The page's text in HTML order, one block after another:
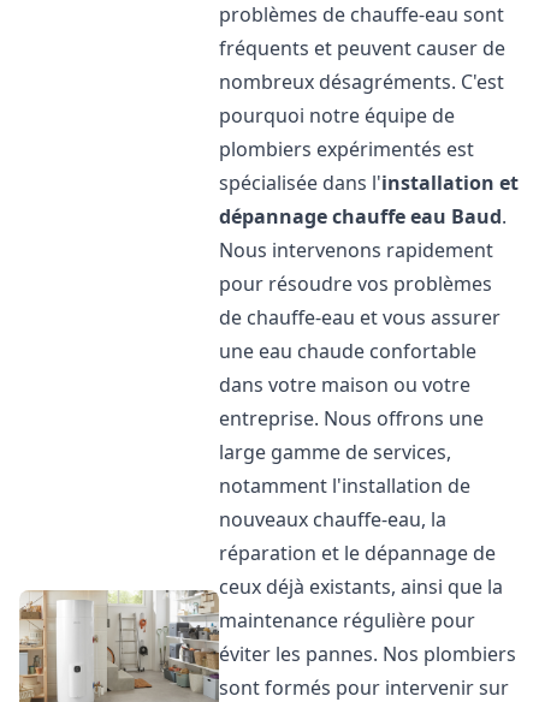
problèmes de chauffe-eau sont
fréquents et peuvent causer de
nombreux désagréments. C'est
pourquoi notre équipe de
plombiers expérimentés est
spécialisée dans l'installation et
dépannage chauffe eau Baud.
Nous intervenons rapidement
pour résoudre vos problèmes
de chauffe-eau et vous assurer
une eau chaude confortable
dans votre maison ou votre
entreprise. Nous offrons une
large gamme de services,
notamment l'installation de
nouveaux chauffe-eau, la
réparation et le dépannage de
ceux déjà existants, ainsi que la
maintenance régulière pour
éviter les pannes. Nos plombiers
sont formés pour intervenir sur